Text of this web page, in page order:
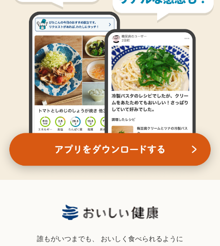
誰もがいつまでも、 おいしく食べられるように